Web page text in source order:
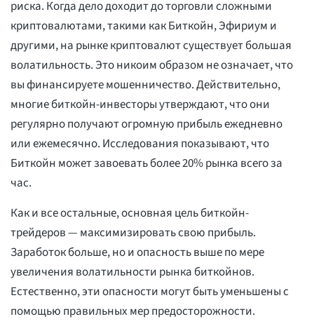
риска. Когда дело доходит до торговли сложными
криптовалютами, такими как Биткойн, Эфириум и
другими, на рынке криптовалют существует большая
волатильность. Это никоим образом не означает, что
вы финансируете мошенничество. Действительно,
многие биткойн-инвесторы утверждают, что они
регулярно получают огромную прибыль ежедневно
или ежемесячно. Исследования показывают, что
Биткойн может завоевать более 20% рынка всего за
час.
Как и все остальные, основная цель биткойн-
трейдеров — максимизировать свою прибыль.
Заработок больше, но и опасность выше по мере
увеличения волатильности рынка биткойнов.
Естественно, эти опасности могут быть уменьшены с
помощью правильных мер предосторожности.